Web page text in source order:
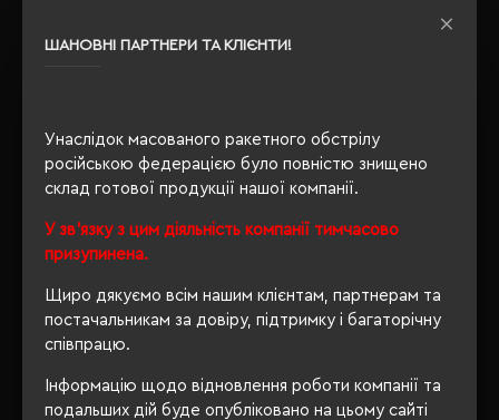
ШАНОВНІ ПАРТНЕРИ ТА КЛІЄНТИ!
Унаслідок масованого ракетного обстрілу
російською федерацією було повністю знищено
склад готової продукції нашої компанії.
У зв'язку з цим діяльність компанії тимчасово
призупинена.
Щиро дякуємо всім нашим клієнтам, партнерам та
постачальникам за довіру, підтримку і багаторічну
співпрацю.
Інформацію щодо відновлення роботи компанії та
подальших дій буде опубліковано на цьому сайті
упаковки
ВІДГУКИ